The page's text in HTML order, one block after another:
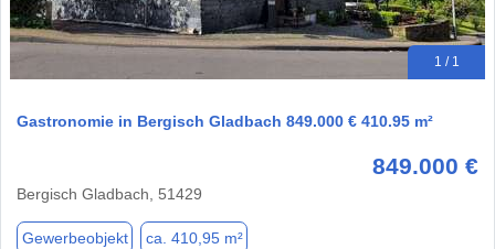
1 / 1
Gastronomie in Bergisch Gladbach 849.000 € 410.95 m²
849.000 €
Bergisch Gladbach, 51429
Gewerbeobjekt ca. 410,95 m²